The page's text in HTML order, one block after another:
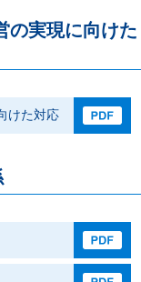
の実現に向けた
けた対応